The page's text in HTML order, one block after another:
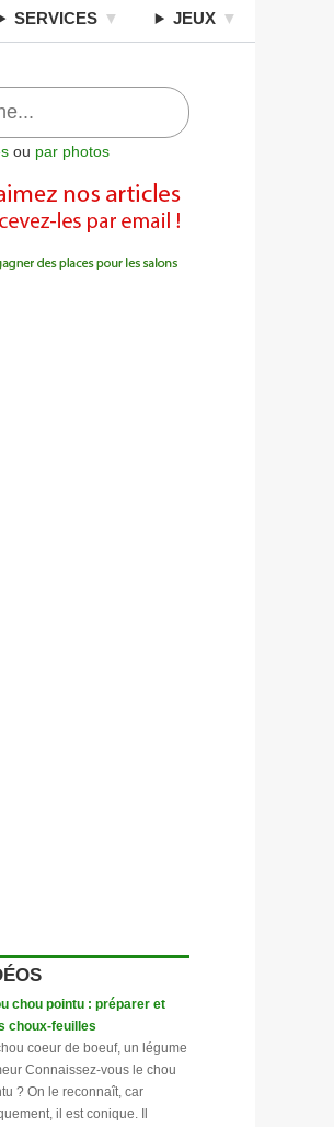
SERVICES JEUX
ou par photos
chou pointu : préparer et
choux-feuilles
coeur de boeuf, un légume
Connaissez-vous le chou
? On le reconnaît, car
il est conique. Il